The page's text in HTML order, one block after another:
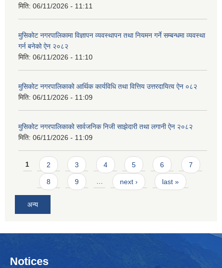
मिति: 06/11/2026 - 11:11
मुसिकोट नगरपालिकामा विज्ञापन व्यवस्थापन तथा नियमन गर्ने सम्बन्धमा व्यवस्था
गर्न बनेको ऐन २०८२
मिति: 06/11/2026 - 11:10
मुसिकोट नगरपालिकाको आर्थिक कार्यविधि तथा वित्तिय उत्तरदायित्व ऐन ०८२
मिति: 06/11/2026 - 11:09
मुसिकोट नगरपालिकाको सार्वजनिक निजी साझेदारी तथा लगानी ऐन २०८२
मिति: 06/11/2026 - 11:09
Pages
1 2 3 4 5 6 7
8 9 … next › last »
अन्य
Notices